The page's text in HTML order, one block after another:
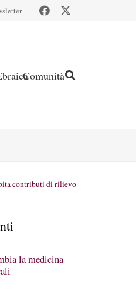
Comunità
contributi di rilievo
la medicina